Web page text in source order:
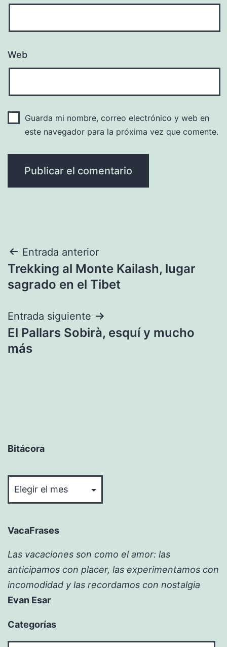
Web
Guarda mi nombre, correo electrónico y web en
este navegador para la próxima vez que comente.
Navegación
de
Entrada anterior
Trekking al Monte Kailash, lugar
sagrado en el Tibet
Entrada siguiente
El Pallars Sobirà, esquí y mucho
más
Bitácora
VacaFrases
Las vacaciones son como el amor: las
anticipamos con placer, las experimentamos con
incomodidad y las recordamos con nostalgia
Evan Esar
Categorías